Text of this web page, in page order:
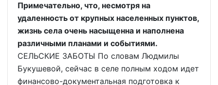
Примечательно, что, несмотря на
удаленность от крупных населенных пунктов,
жизнь села очень насыщенна и наполнена
различными планами и событиями.
СЕЛЬСКИЕ ЗАБОТЫ По словам Людмилы
Букушевой, сейчас в селе полным ходом идет
финансово-документальная подготовка к